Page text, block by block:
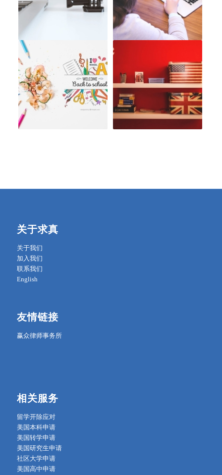
关于求真
关于我们
加入我们
联系我们
English
友情链接
赢众律师事务所
相关服务
留学开除应对
美国本科申请
美国转学申请
美国研究生申请
社区大学申请
美国高中申请